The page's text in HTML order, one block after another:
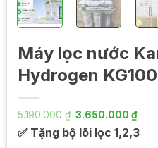
Máy lọc nước
Hydrogen
5.190.000₫ Giá
là:
5.190.000 ₫.
3.650.000 ₫Giá
hiện
tại
✅ Tặng bộ lõi lọc 1,2,3